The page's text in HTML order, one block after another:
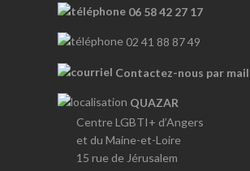
06 58 42 27 17
02 41 88 87 49
Contactez-nous par mail
QUAZAR
Centre LGBTI+ d’Angers
et du Maine-et-Loire
15 rue de Jérusalem